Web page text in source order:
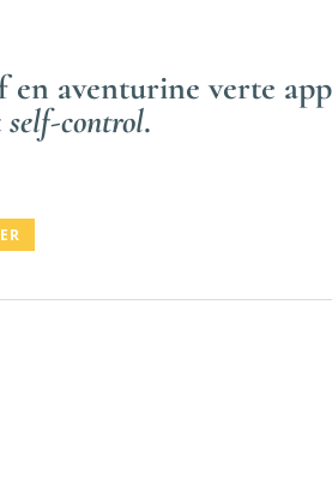
en aventurine verte
self-control.